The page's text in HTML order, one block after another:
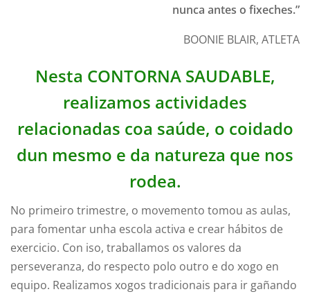
nunca antes o fixeches.”
BOONIE BLAIR, ATLETA
Nesta CONTORNA SAUDABLE,
realizamos actividades
relacionadas coa saúde, o coidado
dun mesmo e da natureza que nos
rodea.
No primeiro trimestre, o movemento tomou as aulas,
para fomentar unha escola activa e crear hábitos de
exercicio. Con iso, traballamos os valores da
perseveranza, do respecto polo outro e do xogo en
equipo. Realizamos xogos tradicionais para ir gañando